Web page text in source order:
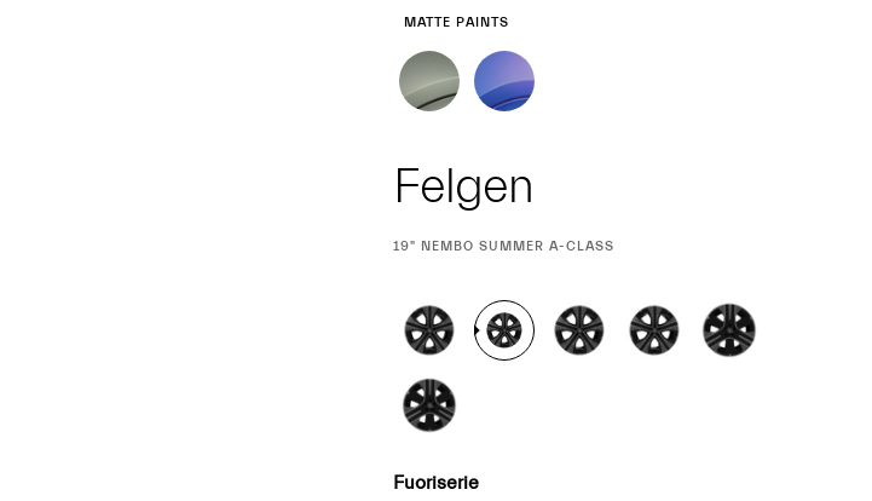
MATTE PAINTS
Felgen
CURRENT
19" NEMBO SUMMER A-CLASS
Fuoriserie